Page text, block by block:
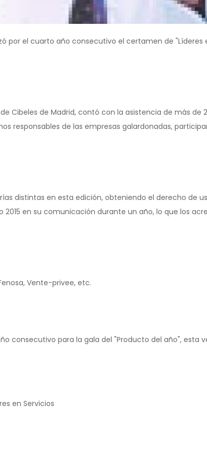
por el cuarto año consecutivo el certamen de "Líderes
Cibeles de Madrid, contó con la asistencia de más de
responsables de las empresas galardonadas,
distintas en esta edición, obteniendo el derecho de
2015 en su comunicación durante un año, lo que los
Vente-privee, etc.
consecutivo para la gala del "Producto del año", esta
en Servicios